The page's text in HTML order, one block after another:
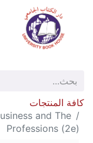
كافة المنتجات
and The
Professions (2e)